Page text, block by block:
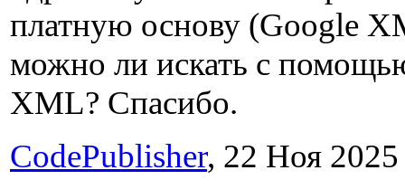
платную основу (Google
можно ли искать с
XML? Спасибо.
CodePublisher, 22 Ноя